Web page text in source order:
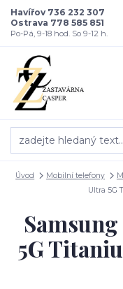
Havířov 736 232 307
Ostrava 778 585 851
Po-Pá, 9-18 hod. So 9-12 h.
Úvod Mobilní telefony
Ultra 5G
5G